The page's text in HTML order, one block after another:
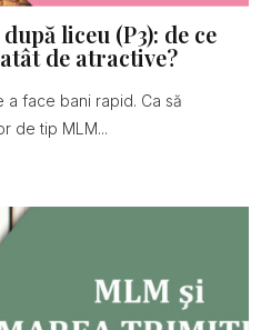
liceu (P3): de ce
de atractive?
a face bani rapid. Ca să
de tip MLM...